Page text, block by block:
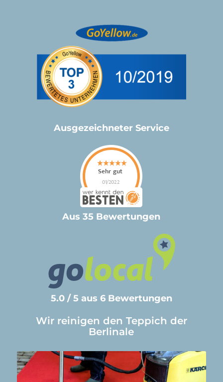
Ausgezeichneter Service
Aus 35 Bewertungen
5.0 / 5 aus 6 Bewertungen
Wir reinigen den Teppich der
Berlinale